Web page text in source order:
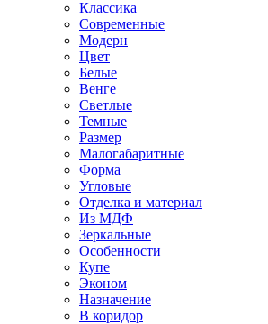
Классика
Современные
Модерн
Цвет
Белые
Венге
Светлые
Темные
Размер
Малогабаритные
Форма
Угловые
Отделка и материал
Из МДФ
Зеркальные
Особенности
Купе
Эконом
Назначение
В коридор